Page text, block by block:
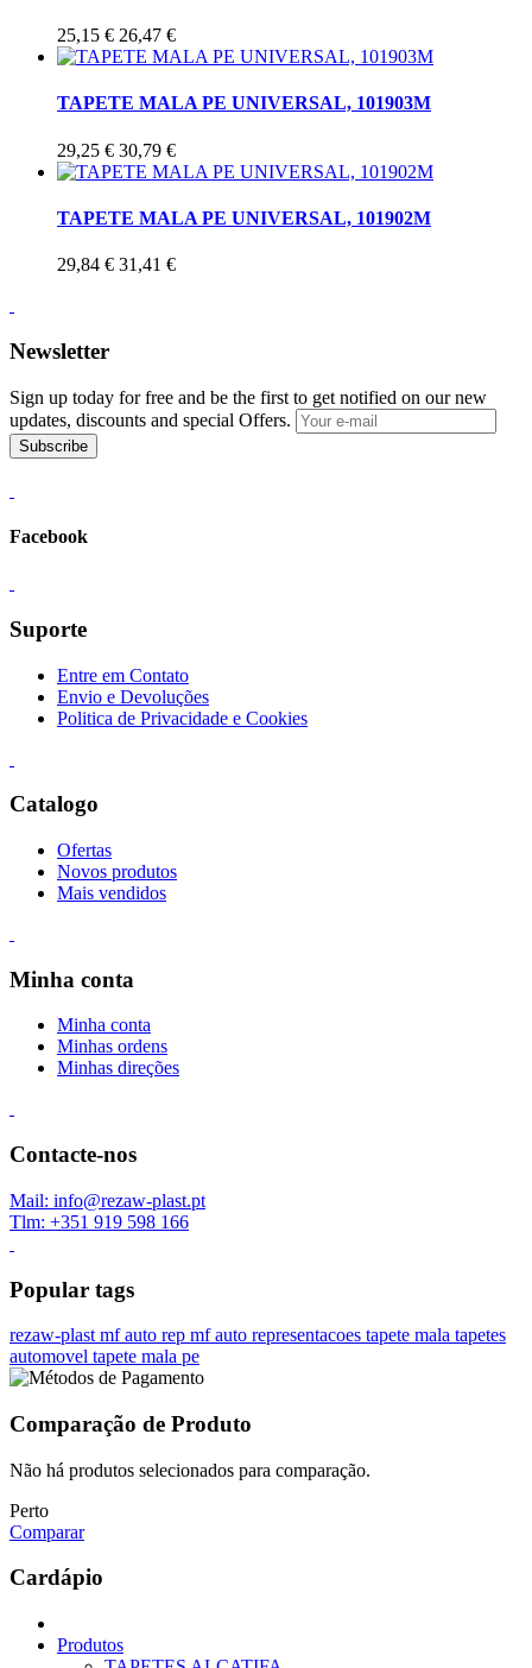
25,15 € 26,47 €
TAPETE MALA PE UNIVERSAL, 101903M
29,25 € 30,79 €
TAPETE MALA PE UNIVERSAL, 101902M
29,84 € 31,41 €
Newsletter
Sign up today for free and be the first to get notified on our new
updates, discounts and special Offers.
Subscribe
Facebook
Suporte
Entre em Contato
Envio e Devoluções
Politica de Privacidade e Cookies
Catalogo
Ofertas
Novos produtos
Mais vendidos
Minha conta
Minha conta
Minhas ordens
Minhas direções
Contacte-nos
Mail: info@rezaw-plast.pt
Tlm: +351 919 598 166
Popular tags
rezaw-plast mf auto rep mf auto representacoes tapete mala tapetes
automovel tapete mala pe
Comparação de Produto
Não há produtos selecionados para comparação.
Perto
Comparar
Cardápio
Produtos